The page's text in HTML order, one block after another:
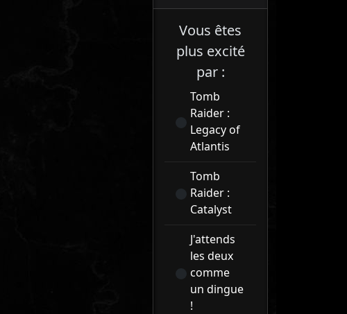
Vous êtes
plus excité
par :
Tomb
Raider :
Legacy of
Atlantis
Tomb
Raider :
Catalyst
J'attends
les deux
comme
un dingue
!